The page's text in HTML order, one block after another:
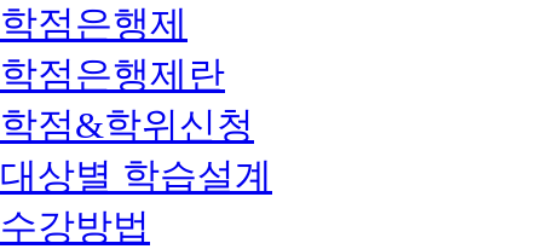
학점은행제
학점은행제란
학점&학위신청
대상별 학습설계
수강방법